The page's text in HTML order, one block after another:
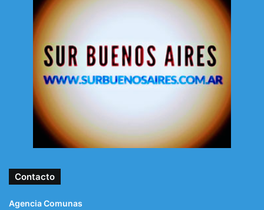
Contacto
Agencia Comunas